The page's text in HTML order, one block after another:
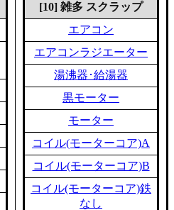
[10] 雑多 スクラップ
エアコン
エアコンラジエーター
湯沸器･給湯器
黒モーター
モーター
コイル(モーターコア)A
コイル(モーターコア)B
コイル(モーターコア)鉄
なし